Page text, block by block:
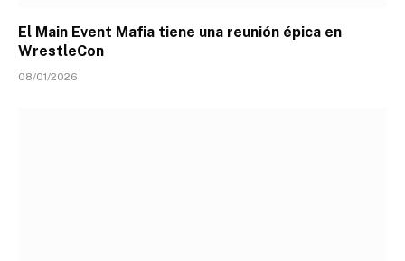
El Main Event Mafia tiene una reunión épica en
WrestleCon
08/01/2026